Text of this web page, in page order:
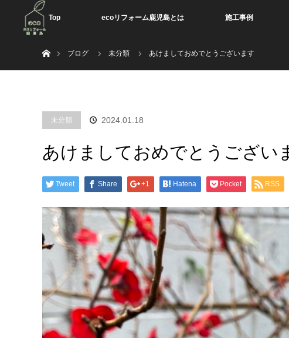
Top ecoリフォーム鹿児島とは 施工事例
ブログ
未分類 あけましておめでとうございます
未分類 2024.01.18
あけましておめでとうござい
Tweet Share +1 Hatena Pocket RSS